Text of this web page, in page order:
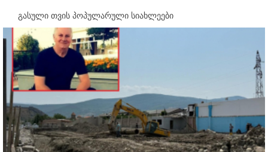
გასული თვის პოპულარული სიახლეები